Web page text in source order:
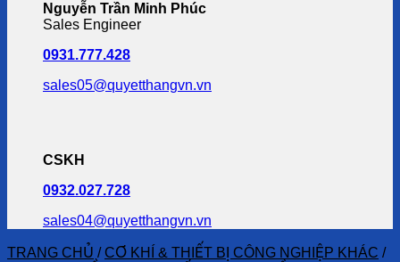
Nguyễn Trần Minh Phúc
Sales Engineer
0931.777.428
sales05@quyetthangvn.vn
CSKH
0932.027.728
sales04@quyetthangvn.vn
TRANG CHỦ / CƠ KHÍ & THIẾT BỊ CÔNG NGHIỆP KHÁC /